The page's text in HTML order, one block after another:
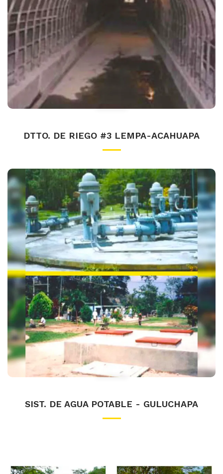
DTTO. DE RIEGO #3 LEMPA-ACAHUAPA
SIST. DE AGUA POTABLE - GULUCHAPA